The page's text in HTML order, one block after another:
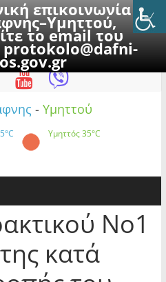
επικοινωνία με
το email του
protokolo@dafni-
2026
- Υμηττού
Υμηττός35°C
Νο1
κατά